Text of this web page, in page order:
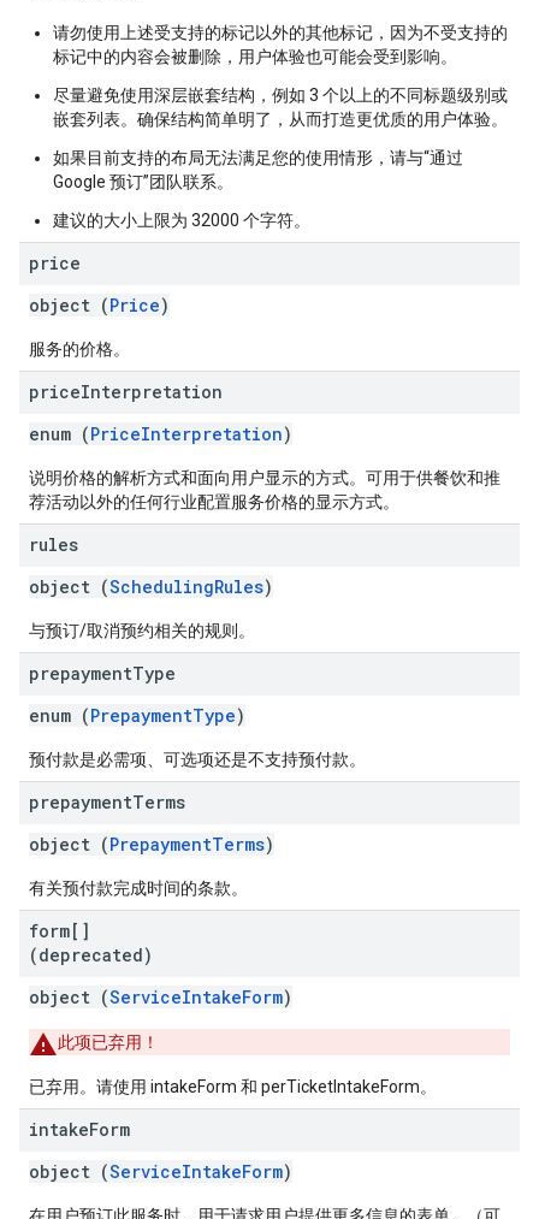
请勿使用上述受支持的标记以外的其他标记，因为不受支持的
标记中的内容会被删除，用户体验也可能会受到影响。
尽量避免使用深层嵌套结构，例如 3 个以上的不同标题级别或
嵌套列表。确保结构简单明了，从而打造更优质的用户体验。
如果目前支持的布局无法满足您的使用情形，请与“通过
Google 预订”团队联系。
建议的大小上限为 32000 个字符。
price
object (Price)
服务的价格。
priceInterpretation
enum (PriceInterpretation)
说明价格的解析方式和面向用户显示的方式。可用于供餐饮和推
荐活动以外的任何行业配置服务价格的显示方式。
rules
object (SchedulingRules)
与预订/取消预约相关的规则。
prepaymentType
enum (PrepaymentType)
预付款是必需项、可选项还是不支持预付款。
prepaymentTerms
object (PrepaymentTerms)
有关预付款完成时间的条款。
form[]
(deprecated)
object (ServiceIntakeForm)
此项已弃用！
已弃用。请使用 intakeForm 和 perTicketIntakeForm。
intakeForm
object (ServiceIntakeForm)